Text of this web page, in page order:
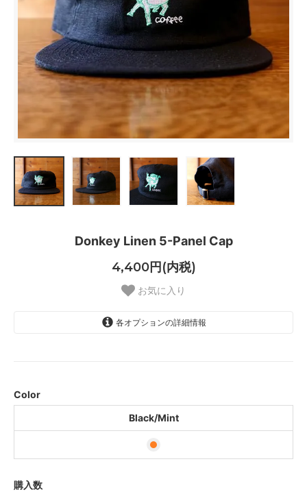
Donkey Linen 5-Panel Cap
4,400円(内税)
お気に入り
各オプションの詳細情報
Color
Black/Mint
購入数